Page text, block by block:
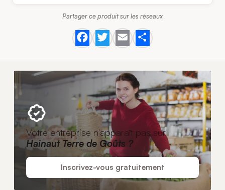
Partager ce produit sur les réseaux
Facebook
Twitter
EmailShare
Votre entreprise n'apparaît pas sur
Hainaut Terre de Goûts ?
Inscrivez-vous gratuitement